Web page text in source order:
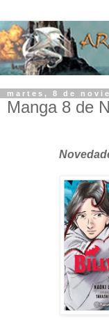
martes, 8 de
Manga 8 de